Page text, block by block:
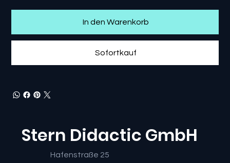
In den Warenkorb
Sofortkauf
Stern Didactic GmbH
Hafenstraße 25